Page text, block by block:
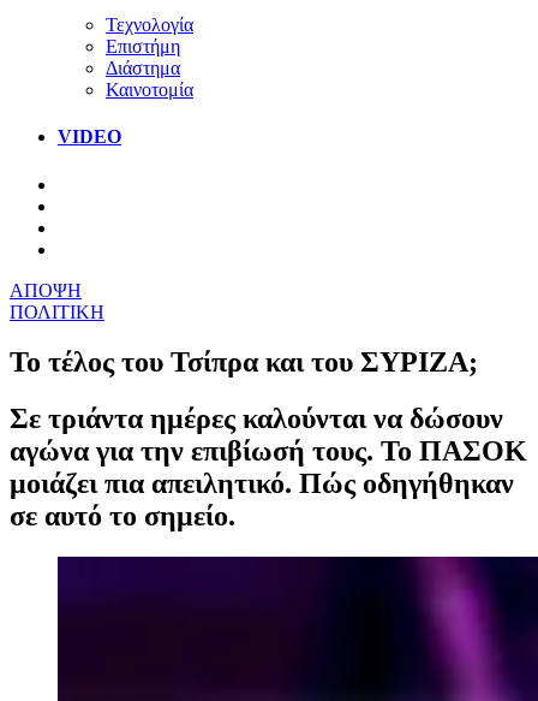
Τεχνολογία
Επιστήμη
Διάστημα
Καινοτομία
VIDEO
ΑΠΟΨΗ
ΠΟΛΙΤΙΚΗ
Το τέλος του Τσίπρα και του ΣΥΡΙΖΑ;
Σε τριάντα ημέρες καλούνται να δώσουν
αγώνα για την επιβίωσή τους. Το ΠΑΣΟΚ
μοιάζει πια απειλητικό. Πώς οδηγήθηκαν
σε αυτό το σημείο.